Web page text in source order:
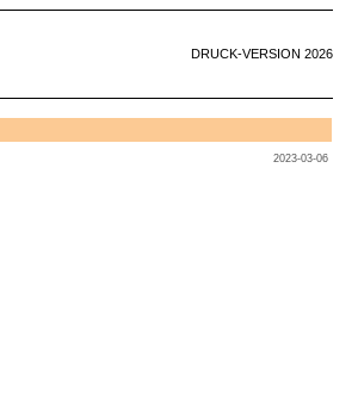
DRUCK-VERSION 2026
2023-03-06